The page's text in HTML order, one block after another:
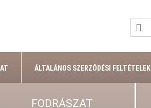
ÁLTALÁNOS SZERZŐDÉSI FELTÉTELEK
FODRÁSZAT